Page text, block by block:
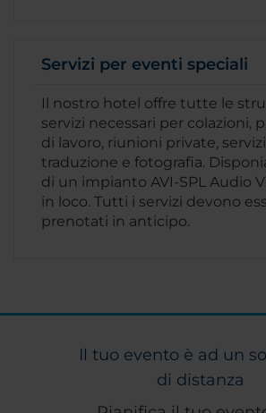
Servizi per eventi speciali
Il nostro hotel offre tutte le
servizi necessari per colazioni,
di lavoro, riunioni private,
traduzione e fotografia.
di un impianto AVI-SPL Audio
in loco. Tutti i servizi devono
prenotati in anticipo.
Il tuo evento è ad un
di distanza